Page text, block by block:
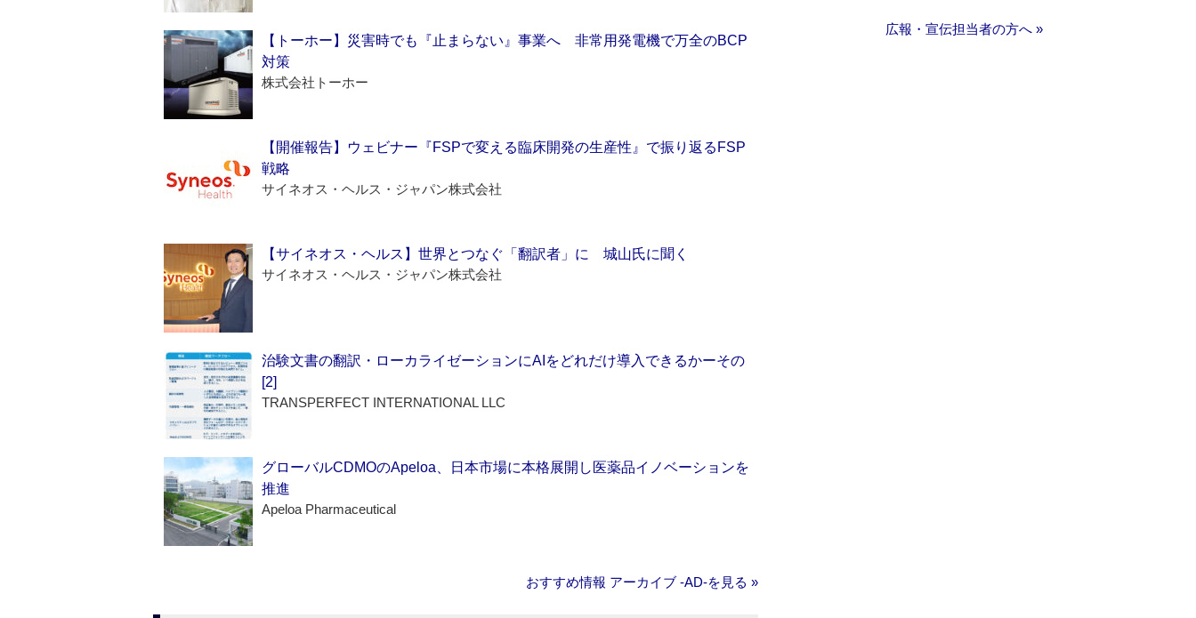
【トーホー】災害時でも『止まらない』事業へ 非常用発電機で万全のBCP
対策
株式会社トーホー
【開催報告】ウェビナー『FSPで変える臨床開発の生産性』で振り返るFSP
戦略
サイネオス・ヘルス・ジャパン株式会社
【サイネオス・ヘルス】世界とつなぐ「翻訳者」に 城山氏に聞く
サイネオス・ヘルス・ジャパン株式会社
治験文書の翻訳・ローカライゼーションにAIをどれだけ導入できるかーその
[2]
TRANSPERFECT INTERNATIONAL LLC
グローバルCDMOのApeloa、日本市場に本格展開し医薬品イノベーションを
推進
Apeloa Pharmaceutical
おすすめ情報 アーカイブ ‐AD‐を見る »
広報・宣伝担当者の方へ »